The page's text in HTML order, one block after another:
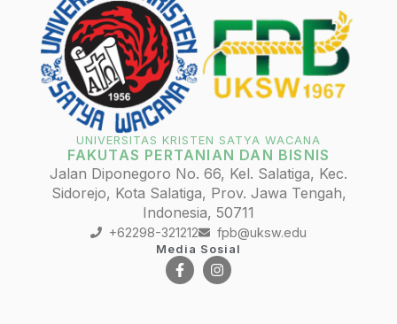
UNIVERSITAS KRISTEN SATYA WACANA
FAKUTAS PERTANIAN DAN BISNIS
Jalan Diponegoro No. 66, Kel. Salatiga, Kec.
Sidorejo, Kota Salatiga, Prov. Jawa Tengah,
Indonesia, 50711
+62298-321212 fpb@uksw.edu
Media Sosial